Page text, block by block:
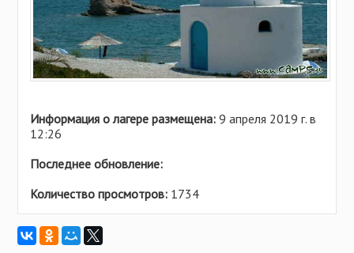
Информация о лагере размещена: 9 апреля 2019 г. в
12:26
Последнее обновление:
Количество просмотров: 1734